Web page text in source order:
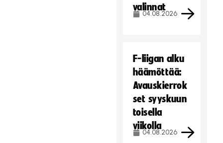
valinnat
04.08.2026
F-liigan alku
häämöttää:
Avauskierrok
set syyskuun
toisella
viikolla
04.08.2026